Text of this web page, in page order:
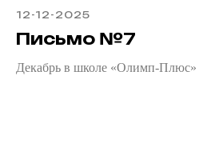
12-12-2025
Письмо №7
Декабрь в школе «Олимп-Плюс»